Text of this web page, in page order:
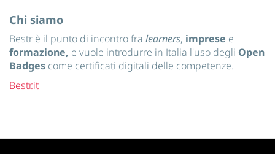
Chi siamo
Bestr è il punto di incontro fra learners, imprese e
formazione, e vuole introdurre in Italia l'uso degli Open
Badges come certificati digitali delle competenze.
Bestr.it